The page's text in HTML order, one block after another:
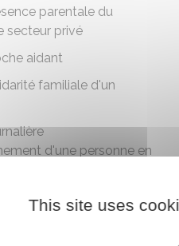
parentale du
secteur privé
aidant
familiale d'un
d'une personne en
du handicap ou
d'un enfant d'un
privé
This site uses